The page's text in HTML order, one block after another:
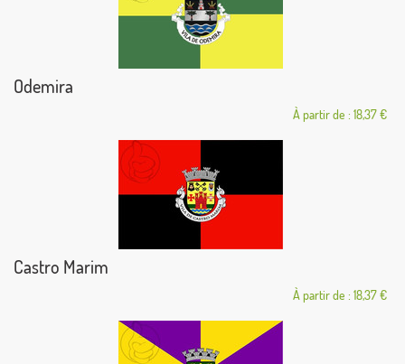
Odemira
À partir de : 18,37 €
Castro Marim
À partir de : 18,37 €